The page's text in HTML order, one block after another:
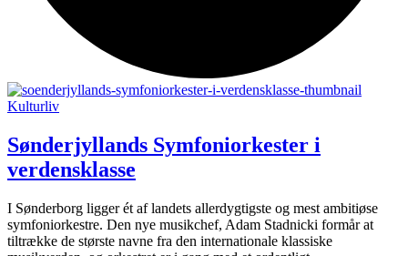
Kulturliv
Sønder­jyllands Symfoni­orkester i
verdensklasse
I Sønderborg ligger ét af landets allerdygtigste og mest ambitiøse
symfoniorkestre. Den nye musikchef, Adam Stadnicki formår at
tiltrække de største navne fra den internationale klassiske